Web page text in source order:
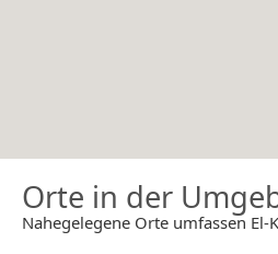
Orte in der
Nahegelegene Orte umfassen El-